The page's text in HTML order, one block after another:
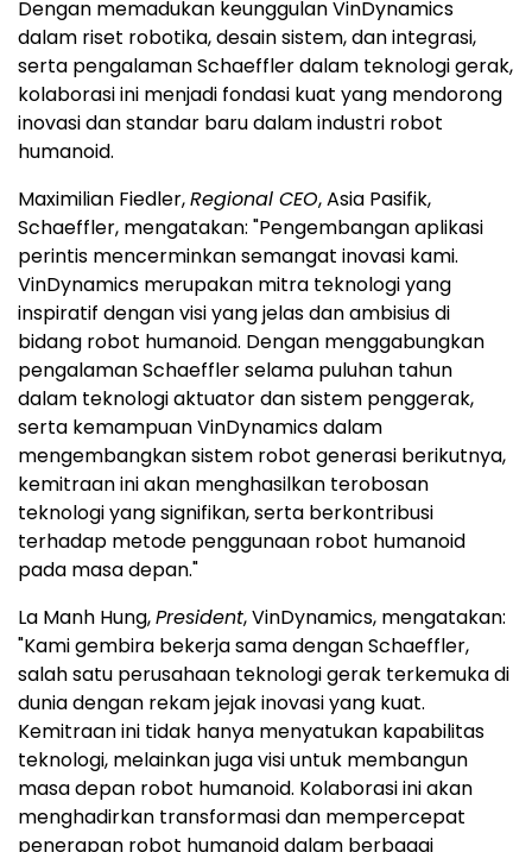
Dengan memadukan keunggulan VinDynamics
dalam riset robotika, desain sistem, dan integrasi,
serta pengalaman Schaeffler dalam teknologi gerak,
kolaborasi ini menjadi fondasi kuat yang mendorong
inovasi dan standar baru dalam industri robot
humanoid.
Maximilian Fiedler,Regional CEO, Asia Pasifik,
Schaeffler, mengatakan: "Pengembangan aplikasi
perintis mencerminkan semangat inovasi kami.
VinDynamics merupakan mitra teknologi yang
inspiratif dengan visi yang jelas dan ambisius di
bidang robot humanoid. Dengan menggabungkan
pengalaman Schaeffler selama puluhan tahun
dalam teknologi aktuator dan sistem penggerak,
serta kemampuan VinDynamics dalam
mengembangkan sistem robot generasi berikutnya,
kemitraan ini akan menghasilkan terobosan
teknologi yang signifikan, serta berkontribusi
terhadap metode penggunaan robot humanoid
pada masa depan."
La Manh Hung,President, VinDynamics, mengatakan:
"Kami gembira bekerja sama dengan Schaeffler,
salah satu perusahaan teknologi gerak terkemuka di
dunia dengan rekam jejak inovasi yang kuat.
Kemitraan ini tidak hanya menyatukan kapabilitas
teknologi, melainkan juga visi untuk membangun
masa depan robot humanoid. Kolaborasi ini akan
menghadirkan transformasi dan mempercepat
penerapan robot humanoid dalam berbagai